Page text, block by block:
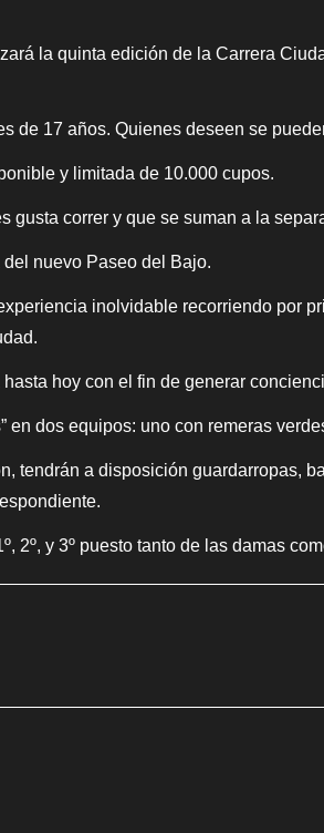
la quinta edición de la Carrera
de 17 años. Quienes deseen se
y limitada de 10.000 cupos.
gusta correr y que se suman a la
nuevo Paseo del Bajo.
inolvidable recorriendo por
hoy con el fin de generar
dos equipos: uno con remeras
tendrán a disposición guardarropas,
2º, y 3º puesto tanto de las damas